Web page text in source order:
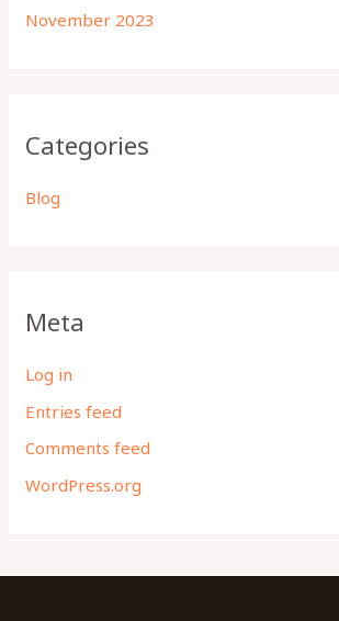
November 2023
Categories
Blog
Meta
Log in
Entries feed
Comments feed
WordPress.org